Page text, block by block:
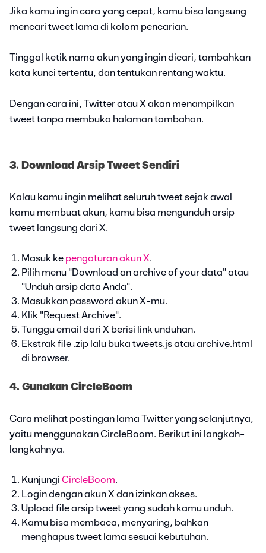
Jika kamu ingin cara yang cepat, kamu bisa langsung
mencari tweet lama di kolom pencarian.
Tinggal ketik nama akun yang ingin dicari, tambahkan
kata kunci tertentu, dan tentukan rentang waktu.
Dengan cara ini, Twitter atau X akan menampilkan
tweet tanpa membuka halaman tambahan.
3. Download Arsip Tweet Sendiri
Kalau kamu ingin melihat seluruh tweet sejak awal
kamu membuat akun, kamu bisa mengunduh arsip
tweet langsung dari X.
Masuk ke pengaturan akun X.
Pilih menu "Download an archive of your data" atau
"Unduh arsip data Anda".
Masukkan password akun X-mu.
Klik "Request Archive".
Tunggu email dari X berisi link unduhan.
Ekstrak file .zip lalu buka tweets.js atau archive.html
di browser.
4. Gunakan CircleBoom
Cara melihat postingan lama Twitter yang selanjutnya,
yaitu menggunakan CircleBoom. Berikut ini langkah-
langkahnya.
Kunjungi CircleBoom.
Login dengan akun X dan izinkan akses.
Upload file arsip tweet yang sudah kamu unduh.
Kamu bisa membaca, menyaring, bahkan
menghapus tweet lama sesuai kebutuhan.